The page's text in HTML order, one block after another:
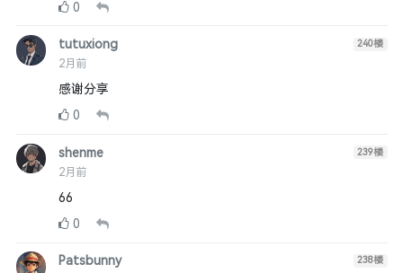
0
tutuxiong
2月前
240楼
感谢分享
0
shenme
2月前
239楼
66
0
Patsbunny 238楼